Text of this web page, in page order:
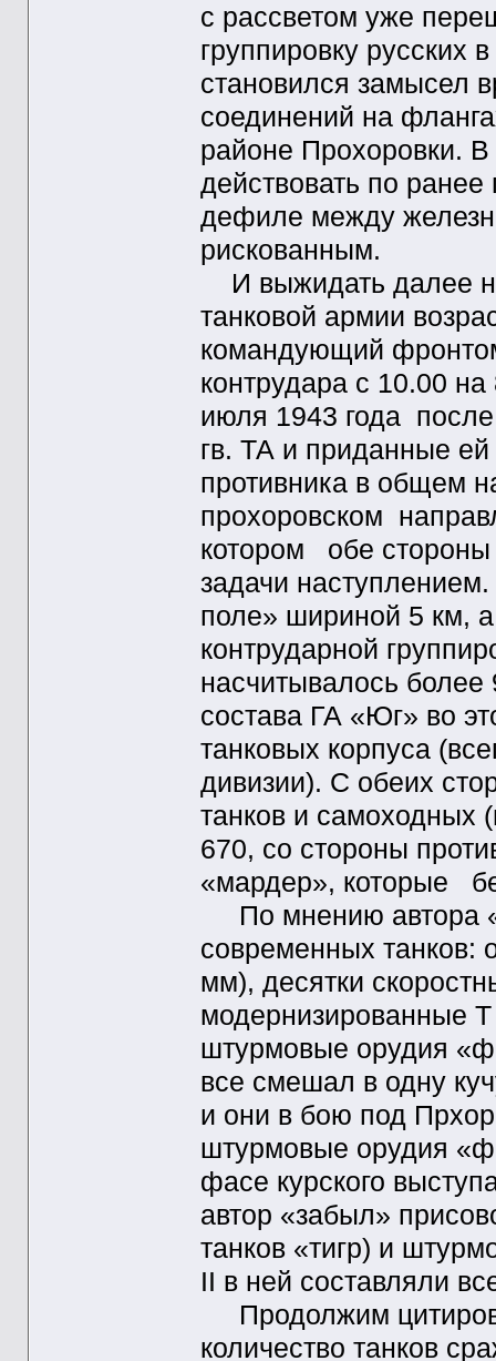
с рассветом уже
группировку русских
становился замысел
соединений на
районе Прохоровки.
действовать по
дефиле между
рискованным.
И выжидать далее
танковой армии
командующий
контрудара с 10.00
июля 1943 года после
гв. ТА и приданные ей
противника в общем
прохоровском
котором обе стороны
задачи
поле» шириной 5 км,
контрударной
насчитывалось более
состава ГА «Юг» во
танковых корпуса
дивизии). С обеих
танков и
670, со стороны
«мардер», которые
По мнению автора
современных танков:
мм), десятки
модернизированные
штурмовые орудия
все смешал в одну
и они в бою под
штурмовые орудия
фасе курского
автор «забыл»
танков «тигр) и
II в ней составляли
Продолжим
количество танков